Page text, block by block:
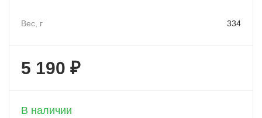
Вес, г 334
5 190 ₽
В наличии